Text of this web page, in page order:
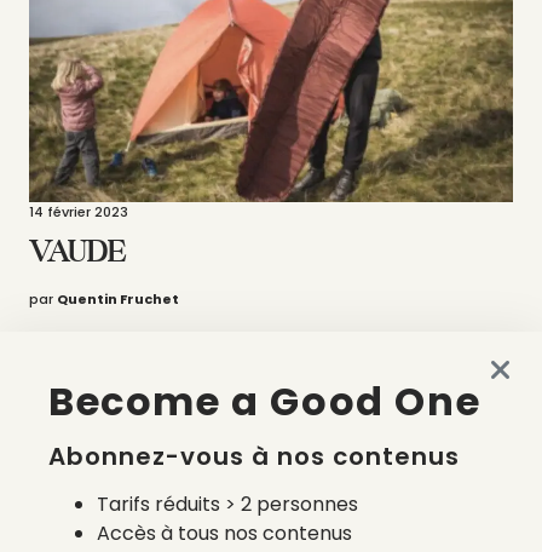
14 février 2023
VAUDE
par Quentin Fruchet
LOAD MORE
SUIVEZ-NOUS
Become a Good One
Abonnez-vous à nos contenus
Tarifs réduits > 2 personnes
Accès à tous nos contenus